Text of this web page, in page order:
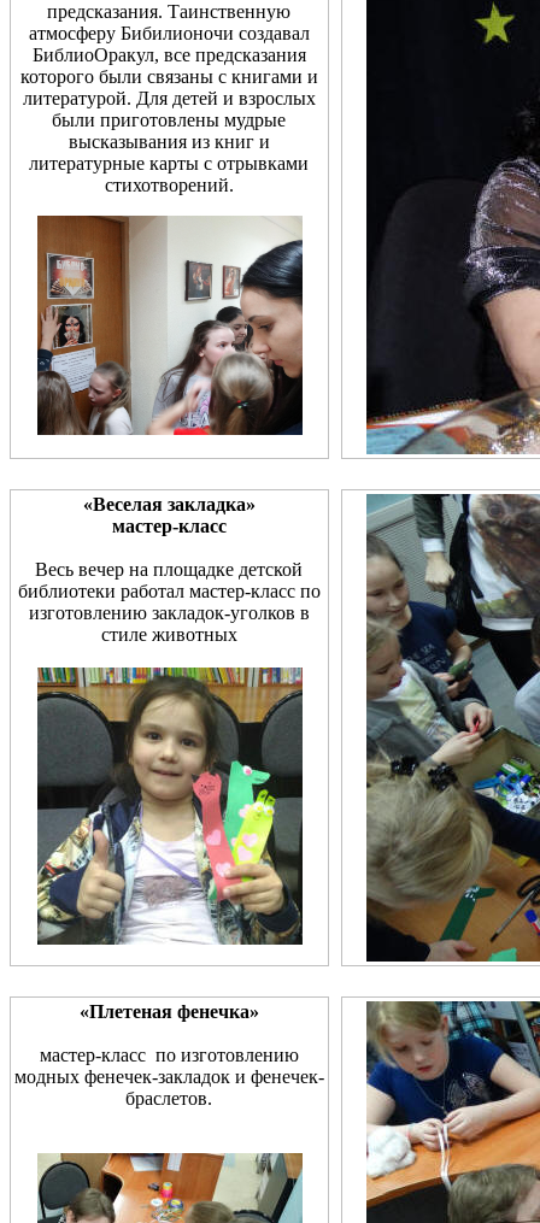
предсказания. Таинственную
атмосферу Бибилионочи создавал
БиблиоОракул, все предсказания
которого были связаны с книгами и
литературой. Для детей и взрослых
были приготовлены мудрые
высказывания из книг и
литературные карты с отрывками
стихотворений.
«Веселая закладка»
мастер-класс
Весь вечер на площадке детской
библиотеки работал мастер-класс по
изготовлению закладок-уголков в
стиле животных
«Плетеная фенечка»
мастер-класс по изготовлению
модных фенечек-закладок и фенечек-
браслетов.